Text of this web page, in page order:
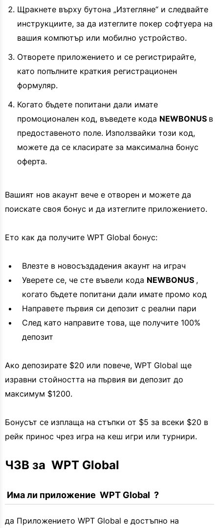
Щракнете върху бутона „Изтегляне“ и следвайте
инструкциите, за да изтеглите покер софтуера на
вашия компютър или мобилно устройство.
Отворете приложението и се регистрирайте,
като попълните краткия регистрационен
формуляр.
Когато бъдете попитани дали имате
промоционален код, въведете кода NEWBONUS в
предоставеното поле. Използвайки този код,
можете да се класирате за максимална бонус
оферта.
Вашият нов акаунт вече е отворен и можете да
поискате своя бонус и да изтеглите приложението.
Ето как да получите WPT Global бонус:
Влезте в новосъздадения акаунт на играч
Уверете се, че сте въвели кода NEWBONUS ,
когато бъдете попитани дали имате промо код
Направете първия си депозит с реални пари
След като направите това, ще получите 100%
депозит
Ако депозирате $20 или повече, WPT Global ще
изравни стойността на първия ви депозит до
максимум $1200.
Бонусът се изплаща на стъпки от $5 за всеки $20 в
рейк принос чрез игра на кеш игри или турнири.
ЧЗВ за  WPT Global
Има ли приложение  WPT Global  ?
да Приложението WPT Global е достъпно на